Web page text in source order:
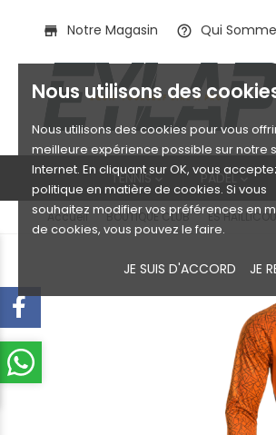
Nous utilisons des
Nous utilisons des cookies pour vous
meilleure expérience possible sur notre
Internet. En cliquant sur OK, vous
politique en matière de cookies. Si vous
souhaitez modifier vos préférences en
de cookies, vous pouvez le faire.
JE SUIS D'ACCORD JE
store Notre Magasin help_outline Qui
TENNIS PADEL
Accueil BOUTIQUE CLUB ES